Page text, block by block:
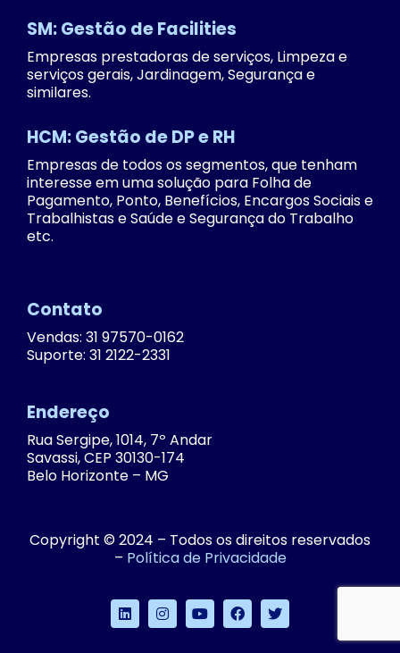
SM: Gestão de Facilities
Empresas prestadoras de serviços, Limpeza e
serviços gerais, Jardinagem, Segurança e
similares.
HCM: Gestão de DP e RH
Empresas de todos os segmentos, que tenham
interesse em uma solução para Folha de
Pagamento, Ponto, Benefícios, Encargos Sociais e
Trabalhistas e Saúde e Segurança do Trabalho
etc.
Contato
Vendas: 31 97570-0162
Suporte: 31 2122-2331
Endereço
Rua Sergipe, 1014, 7º Andar
Savassi, CEP 30130-174
Belo Horizonte – MG
Copyright © 2024 – Todos os direitos reservados
– Política de Privacidade